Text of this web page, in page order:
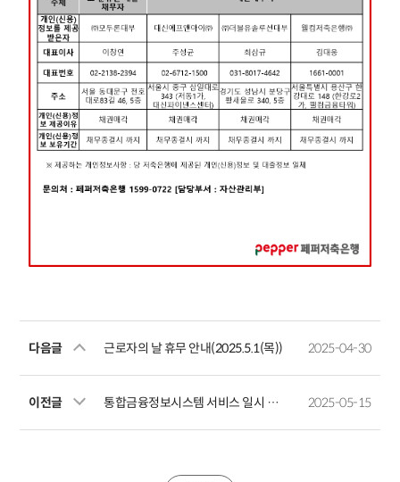
다음글 근로자의 날 휴무 안내(2025.5.1(목)) 2025-04-30
이전글 통합금융정보시스템 서비스 일시 중단 안내(2025.05.17(토)00:00~15:00) 2025-05-15